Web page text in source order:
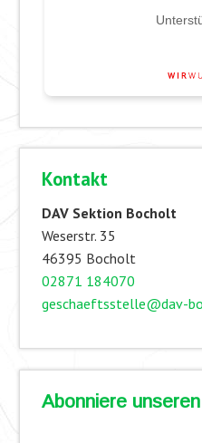
Kontakt
DAV Sektion Bocholt
Weserstr. 35
46395 Bocholt
02871 184070
geschaeftsstelle@dav-
Abonniere